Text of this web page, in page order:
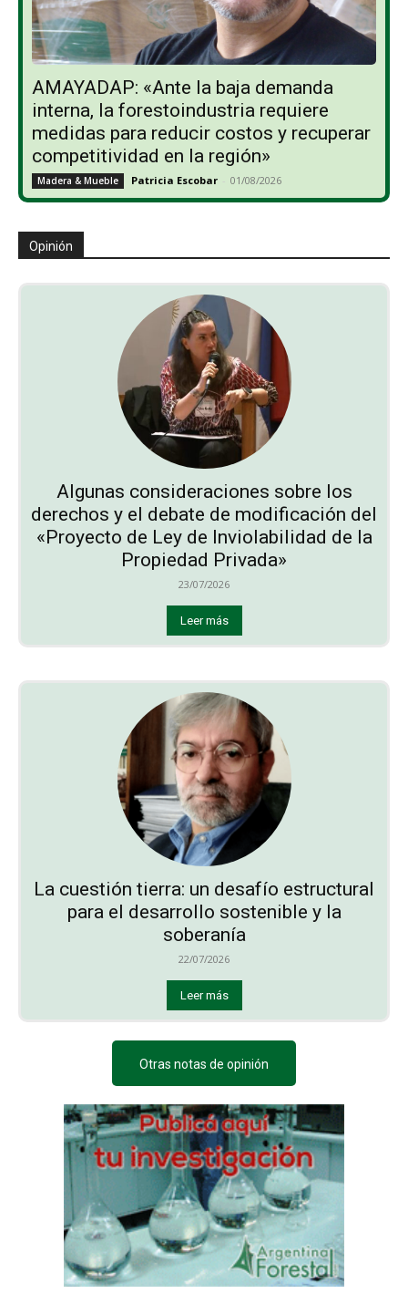
AMAYADAP: «Ante la baja demanda
interna, la forestoindustria requiere
medidas para reducir costos y recuperar
competitividad en la región»
Madera & Mueble Patricia Escobar - 01/08/2026
Opinión
Algunas consideraciones sobre los
derechos y el debate de modificación del
«Proyecto de Ley de Inviolabilidad de la
Propiedad Privada»
23/07/2026
Leer más
La cuestión tierra: un desafío estructural
para el desarrollo sostenible y la
soberanía
22/07/2026
Leer más
Otras notas de opinión